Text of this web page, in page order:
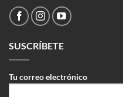
SUSCRÍBETE
Tu correo electrónico